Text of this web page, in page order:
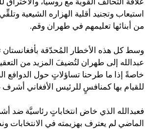
استيعاب وتجنيد أقلية الهزاره الشيعية
من أبنائها تعليمهم في طهران وقم.
وسط كل هذه الأخطار المُحدّقة بأفغانستان
عبدالله إلى طهران لتُضيفَ المزيد من
خاصةً إذا ما طرحنا تساؤلاتٍ حول الدوافع
للقيام بها كمنافسٍ للرئيس الأفغاني
فعبدالله الذي خاض انتخاباتٍ رئاسيَّة ضد
الماضي لم يعترف بهزيمته في الانتخابات